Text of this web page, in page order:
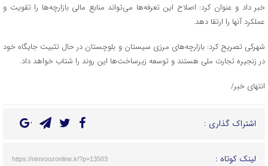
خبر داد و عنوان کرد: اصلاح این تعرفه‌ها می‌تواند منابع مالی بازارچه‌ها را تقویت و
عملکرد آنها را ارتقا دهد.
شهرکی تصریح کرد: بازارچه‌های مرزی سیستان و بلوچستان در حال تثبیت جایگاه خود
در زنجیره تجارت ملی هستند و توسعه زیرساخت‌ها این روند را شتاب خواهد داد.
انتهای خبر/
اشتراک گذاری :
لینک کوتاه : https://nimroozonline.ir/?p=13503